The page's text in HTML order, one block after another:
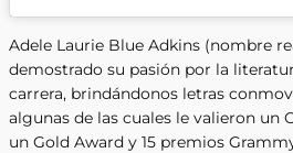
Adele Laurie Blue Adkins (nombre
demostrado su pasión por la
carrera, brindándonos letras
algunas de las cuales le valieron un
un Gold Award y 15 premios